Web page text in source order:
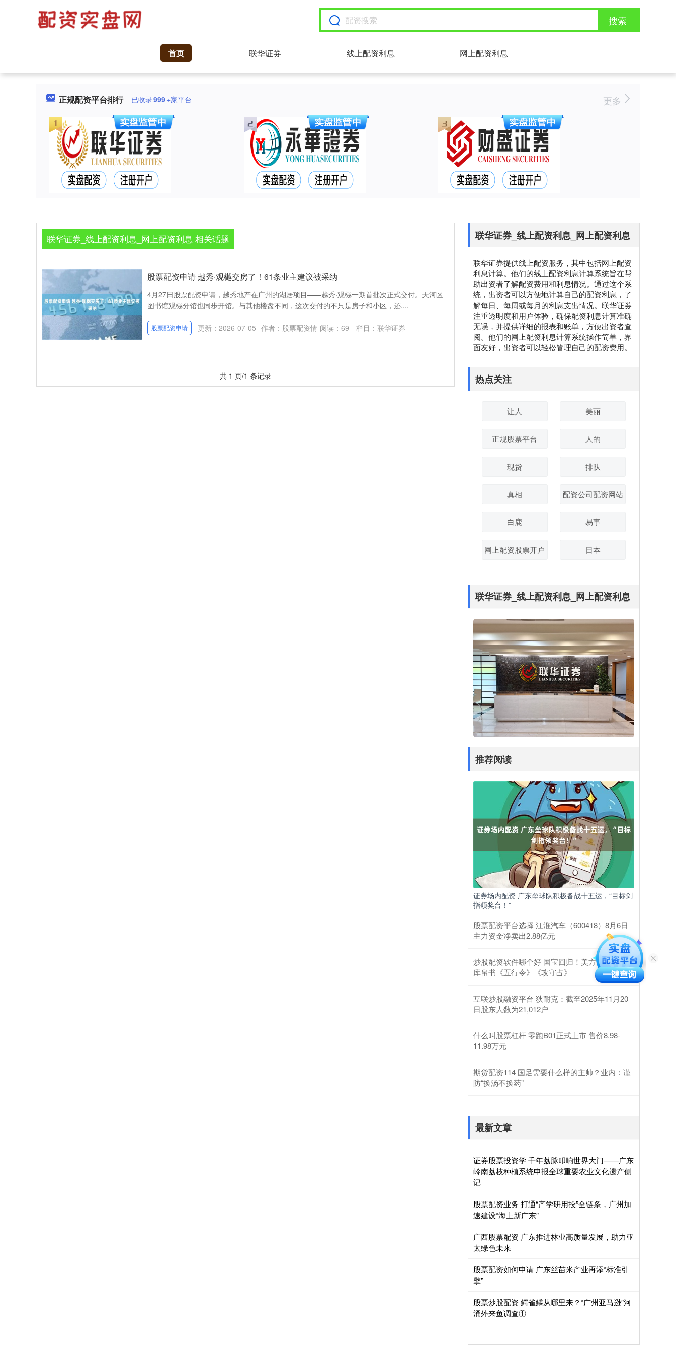
搜索
首页 联华证券 线上配资利息 网上配资利息
正规配资平台排行 已收录999+家平台 更多
联华证券_线上配资利息_网上配资利息 相关话题
股票配资申请 越秀·观樾交房了！61条业主建议被采纳
4月27日股票配资申请，越秀地产在广州的湖居项目——越秀·观樾一期首批次正式交付。天河区
图书馆观樾分馆也同步开馆。与其他楼盘不同，这次交付的不只是房子和小区，还....
股票配资申请 更新：2026-07-05 作者：股票配资情 阅读： 69 栏目： 联华证券
共 1 页/1 条记录
联华证券_线上配资利息_网上配资利息
联华证券提供线上配资服务，其中包括网上配资
利息计算。他们的线上配资利息计算系统旨在帮
助出资者了解配资费用和利息情况。通过这个系
统，出资者可以方便地计算自己的配资利息，了
解每日、每周或每月的利息支出情况。联华证券
注重透明度和用户体验，确保配资利息计算准确
无误，并提供详细的报表和账单，方便出资者查
阅。他们的网上配资利息计算系统操作简单，界
面友好，出资者可以轻松管理自己的配资费用。
热点关注
让人 美丽
正规股票平台 人的
现货 排队
真相 配资公司配资网站
白鹿 易事
网上配资股票开户 日本
联华证券_线上配资利息_网上配资利息
推荐阅读
证券场内配资 广东垒球队积极备战十五运，“目标剑
指领奖台！”
股票配资平台选择 江淮汽车（600418）8月6日
主力资金净卖出2.88亿元
炒股配资软件哪个好 国宝回归！美方返还子弹
库帛书《五行令》《攻守占》
互联炒股融资平台 狄耐克：截至2025年11月20
日股东人数为21,012户
什么叫股票杠杆 零跑B01正式上市 售价8.98-
11.98万元
期货配资114 国足需要什么样的主帅？业内：谨
防“换汤不换药”
最新文章
证券股票投资学 千年荔脉叩响世界大门——广东
岭南荔枝种植系统申报全球重要农业文化遗产侧
记
股票配资业务 打通“产学研用投”全链条，广州加
速建设“海上新广东”
广西股票配资 广东推进林业高质量发展，助力亚
太绿色未来
股票配资如何申请 广东丝苗米产业再添“标准引
擎”
股票炒股配资 鳄雀鳝从哪里来？“广州亚马逊”河
涌外来鱼调查①